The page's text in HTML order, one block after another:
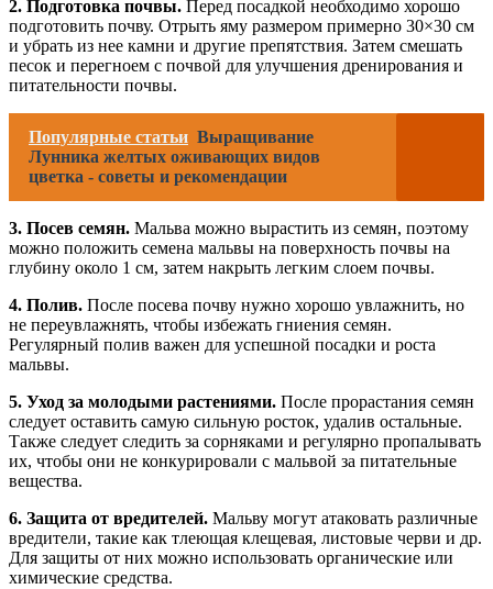
2. Подготовка почвы. Перед посадкой необходимо хорошо
подготовить почву. Отрыть яму размером примерно 30×30 см
и убрать из нее камни и другие препятствия. Затем смешать
песок и перегноем с почвой для улучшения дренирования и
питательности почвы.
Популярные статьи Выращивание
Лунника желтых оживающих видов
цветка - советы и рекомендации
3. Посев семян. Мальва можно вырастить из семян, поэтому
можно положить семена мальвы на поверхность почвы на
глубину около 1 см, затем накрыть легким слоем почвы.
4. Полив. После посева почву нужно хорошо увлажнить, но
не переувлажнять, чтобы избежать гниения семян.
Регулярный полив важен для успешной посадки и роста
мальвы.
5. Уход за молодыми растениями. После прорастания семян
следует оставить самую сильную росток, удалив остальные.
Также следует следить за сорняками и регулярно пропалывать
их, чтобы они не конкурировали с мальвой за питательные
вещества.
6. Защита от вредителей. Мальву могут атаковать различные
вредители, такие как тлеющая клещевая, листовые черви и др.
Для защиты от них можно использовать органические или
химические средства.